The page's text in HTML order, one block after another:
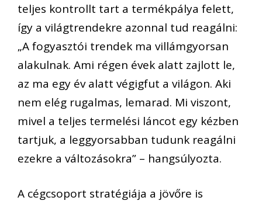
teljes kontrollt tart a termékpálya felett,
így a világtrendekre azonnal tud reagálni:
„A fogyasztói trendek ma villámgyorsan
alakulnak. Ami régen évek alatt zajlott le,
az ma egy év alatt végigfut a világon. Aki
nem elég rugalmas, lemarad. Mi viszont,
mivel a teljes termelési láncot egy kézben
tartjuk, a leggyorsabban tudunk reagálni
ezekre a változásokra” – hangsúlyozta.
A cégcsoport stratégiája a jövőre is